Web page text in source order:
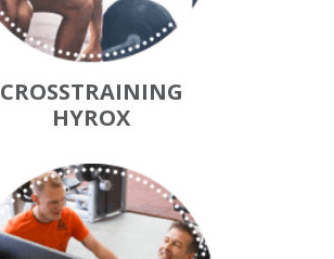
CROSSTRAINING
HYROX